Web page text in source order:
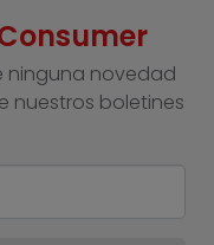
ninguna novedad
nuestros boletines